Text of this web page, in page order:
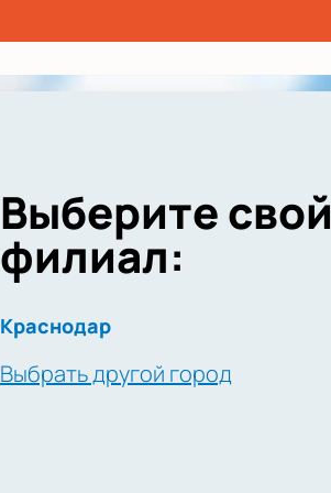
Выберите
филиал:
Краснодар
Выбрать другой город